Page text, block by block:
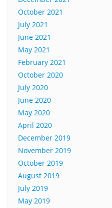
October 2021
July 2021
June 2021
May 2021
February 2021
October 2020
July 2020
June 2020
May 2020
April 2020
December 2019
November 2019
October 2019
August 2019
July 2019
May 2019